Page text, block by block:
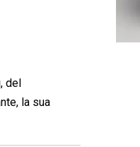
del
la sua